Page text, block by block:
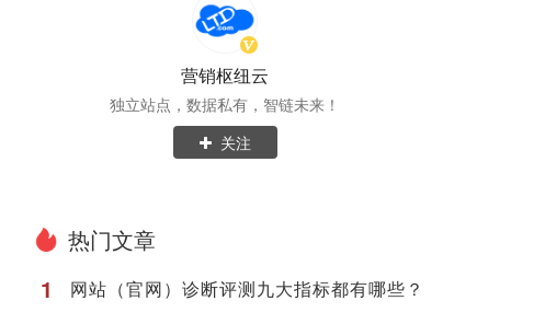
营销枢纽云
独立站点，数据私有，智链未来！
关注
热门文章
1
网站（官网）诊断评测九大指标都有哪些？